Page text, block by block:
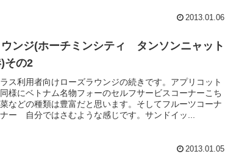
2013.01.06
ウンジ(ホーチミンシティ タンソンニャット
その2
ス利用者向けローズラウンジの続きです。アプリコット
様にベトナム名物フォーのセルフサービスコーナーこち
などの種類は豊富だと思います。そしてフルーツコーナ
ー 自分ではさむような感じです。サンドイッ...
2013.01.05